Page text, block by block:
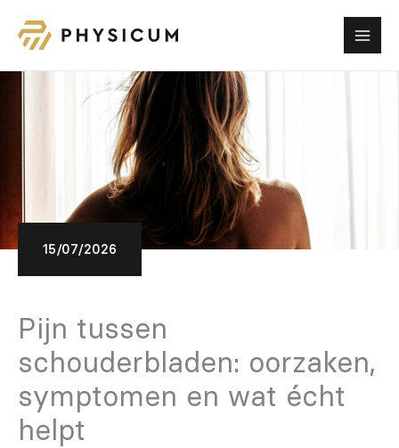
naar
inhoud
15/07/2026
Pijn tussen
schouderbladen: oorzaken,
symptomen en wat écht
helpt